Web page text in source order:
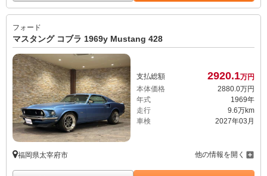
フォード
マスタング コブラ 1969y Mustang 428
支払総額 2920.1万円
本体価格
2880. 0万円
年式
1969年
走行
9.6万km
車検
2027年03月
福岡県太宰府市 他の情報を開く